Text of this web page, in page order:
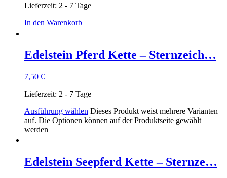
Lieferzeit: 2 - 7 Tage
In den Warenkorb
Edelstein Pferd Kette – Sternzeich…
7,50 €
Lieferzeit: 2 - 7 Tage
Ausführung wählen Dieses Produkt weist mehrere Varianten
auf. Die Optionen können auf der Produktseite gewählt
werden
Edelstein Seepferd Kette – Sternze…